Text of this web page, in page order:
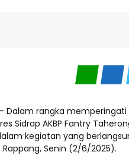
Dalam rangka memperingati
Sidrap AKBP Fantry
kegiatan yang
Rappang, Senin (2/6/2025).